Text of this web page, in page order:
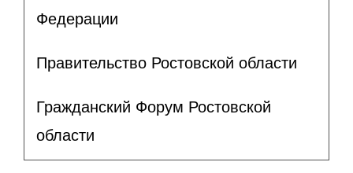
Федерации
Правительство Ростовской области
Гражданский Форум Ростовской
области